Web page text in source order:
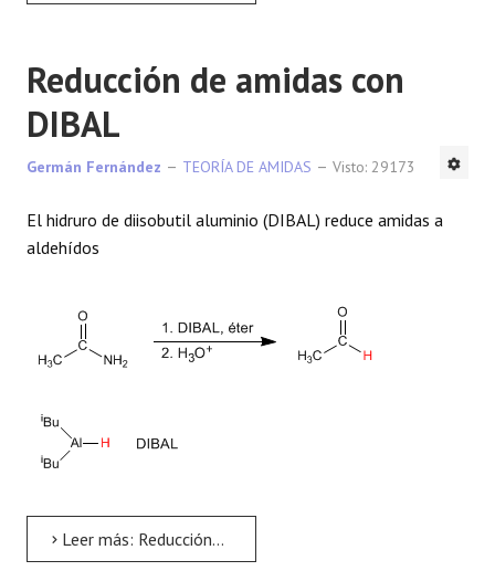
Reducción de amidas con
DIBAL
Germán Fernández TEORÍA DE AMIDAS Visto: 29173
El hidruro de diisobutil aluminio (DIBAL) reduce amidas a
aldehídos
Leer más: Reducción de amidas con DIBAL